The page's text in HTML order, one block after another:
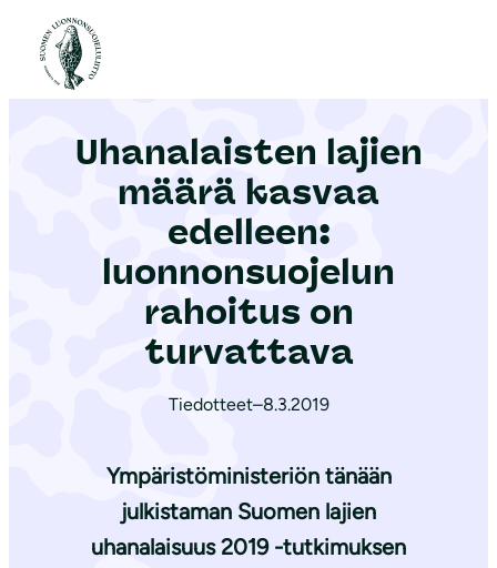
Etusivu
Uhanalaisten lajien
määrä kasvaa
edelleen:
luonnonsuojelun
rahoitus on
turvattava
Tiedotteet–8.3.2019
Ympäristöministeriön tänään
julkistaman Suomen lajien
uhanalaisuus 2019 -tutkimuksen